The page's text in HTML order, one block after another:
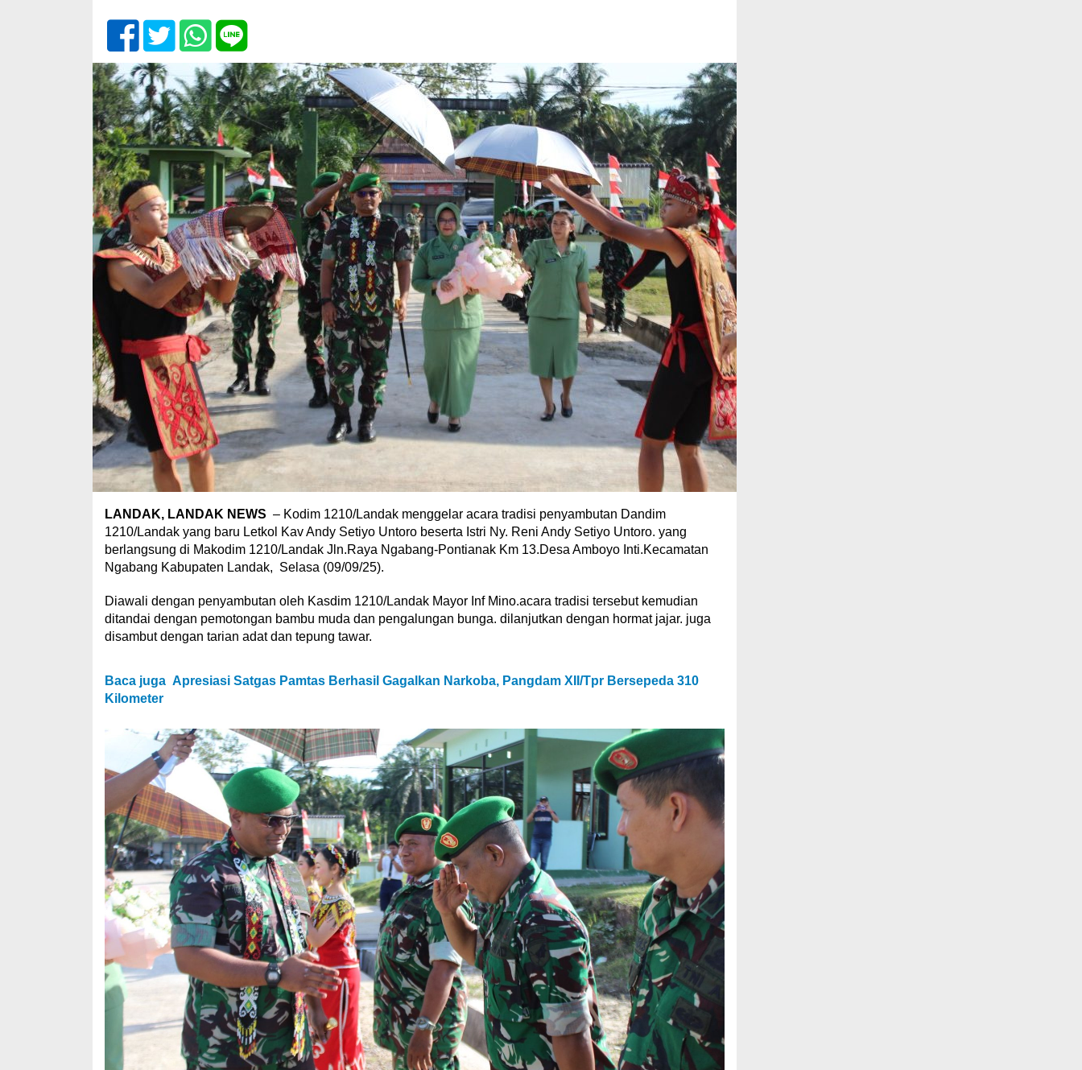
LANDAK, LANDAK NEWS – Kodim 1210/Landak menggelar acara tradisi penyambutan Dandim
1210/Landak yang baru Letkol Kav Andy Setiyo Untoro beserta Istri Ny. Reni Andy Setiyo Untoro. yang
berlangsung di Makodim 1210/Landak Jln.Raya Ngabang-Pontianak Km 13.Desa Amboyo Inti.Kecamatan
Ngabang Kabupaten Landak, Selasa (09/09/25).
Diawali dengan penyambutan oleh Kasdim 1210/Landak Mayor Inf Mino.acara tradisi tersebut kemudian
ditandai dengan pemotongan bambu muda dan pengalungan bunga. dilanjutkan dengan hormat jajar. juga
disambut dengan tarian adat dan tepung tawar.
Baca juga Apresiasi Satgas Pamtas Berhasil Gagalkan Narkoba, Pangdam XII/Tpr Bersepeda 310
Kilometer